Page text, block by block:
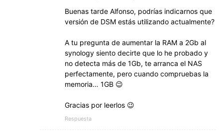
Buenas tarde Alfonso, podrías indicarnos que
versión de DSM estás utilizando actualmente?
A tu pregunta de aumentar la RAM a 2Gb al
synology siento decirte que lo he probado y
no detecta más de 1Gb, te arranca el NAS
perfectamente, pero cuando compruebas la
memoria… 1GB 😉
Gracias por leerlos 😉
Respuesta